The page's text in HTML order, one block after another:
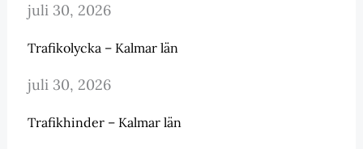
juli 30, 2026
Trafikolycka – Kalmar län
juli 30, 2026
Trafikhinder – Kalmar län